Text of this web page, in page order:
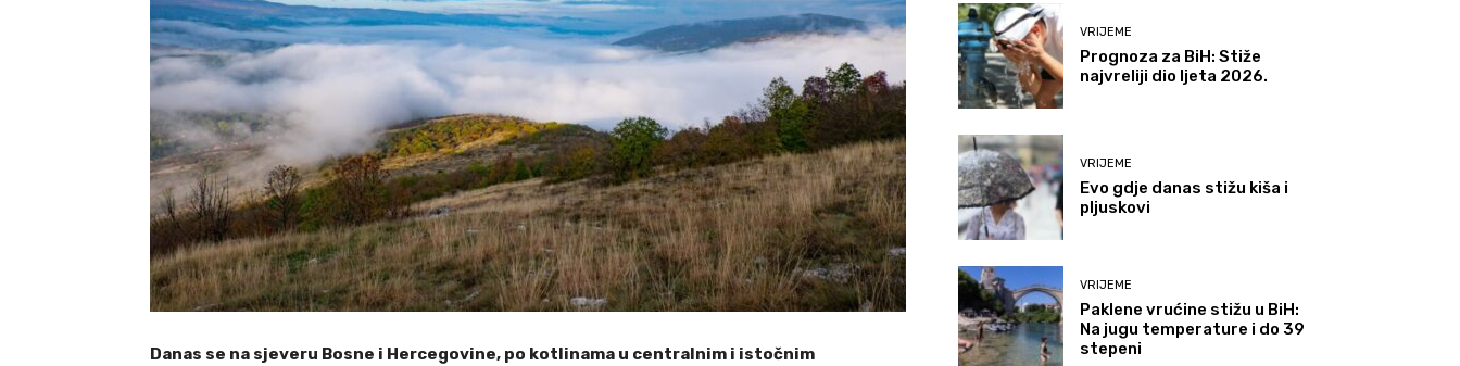
Danas se na sjeveru Bosne i Hercegovine, po kotlinama u centralnim i istočnim
VRIJEME
Prognoza za BiH: Stiže
najvreliji dio ljeta 2026.
VRIJEME
Evo gdje danas stižu kiša i
pljuskovi
VRIJEME
Paklene vrućine stižu u BiH:
Na jugu temperature i do 39
stepeni